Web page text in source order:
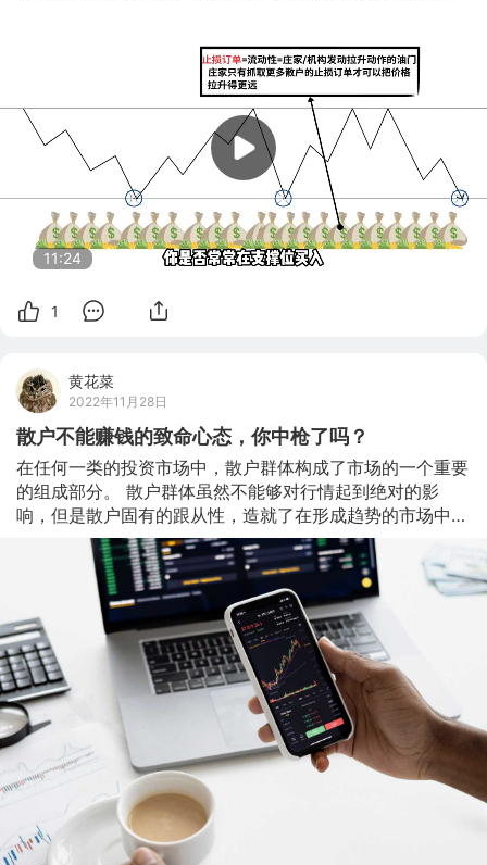
11:24
1
黄花菜
2022年11月28日
散户不能赚钱的致命心态，你中枪了吗？
在任何一类的投资市场中，散户群体构成了市场的一个重要
的组成部分。 散户群体虽然不能够对行情起到绝对的影
响，但是散户固有的跟从性，造就了在形成趋势的市场中，
经常发挥“锦上添花”和“落井下石”的作用。 散户正如“小国
寡民”一般孤居一方，即使有一定的操作理念和技巧也不经
常的使用，往往会因为获得小利而显的十分高兴，喜欢炫
耀，经常性的到处打探消息和主力操作的意图，实质上散户
很难跟从长远的行情，被套的时候，难以迅速的做出解套的
办法，同时又会丧失大部分获利的机会。 散户投资者的心
态主要有以下的几种： 一、散户的贪婪 贪婪就是贪得无
厌，赢